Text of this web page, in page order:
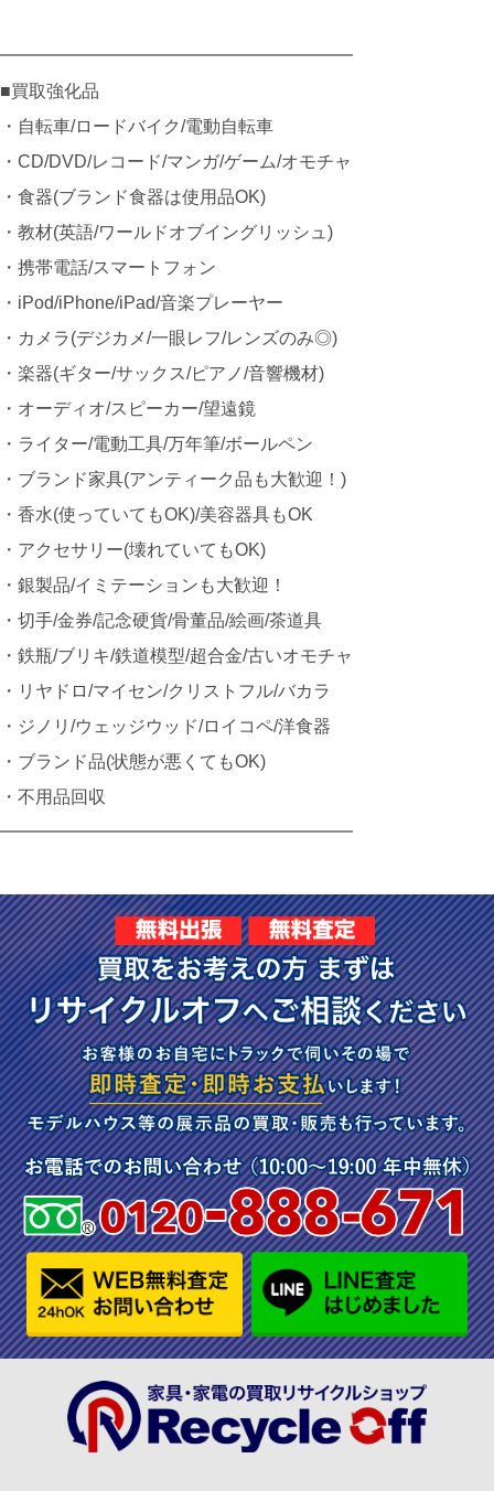
━━━━━━━━━━━━━━━━━━━━
■買取強化品
・自転車/ロードバイク/電動自転車
・CD/DVD/レコード/マンガ/ゲーム/オモチャ
・食器(ブランド食器は使用品OK)
・教材(英語/ワールドオブイングリッシュ)
・携帯電話/スマートフォン
・iPod/iPhone/iPad/音楽プレーヤー
・カメラ(デジカメ/一眼レフ/レンズのみ◎)
・楽器(ギター/サックス/ピアノ/音響機材)
・オーディオ/スピーカー/望遠鏡
・ライター/電動工具/万年筆/ボールペン
・ブランド家具(アンティーク品も大歓迎！)
・香水(使っていてもOK)/美容器具もOK
・アクセサリー(壊れていてもOK)
・銀製品/イミテーションも大歓迎！
・切手/金券/記念硬貨/骨董品/絵画/茶道具
・鉄瓶/ブリキ/鉄道模型/超合金/古いオモチャ
・リヤドロ/マイセン/クリストフル/バカラ
・ジノリ/ウェッジウッド/ロイコペ/洋食器
・ブランド品(状態が悪くてもOK)
・不用品回収
━━━━━━━━━━━━━━━━━━━━